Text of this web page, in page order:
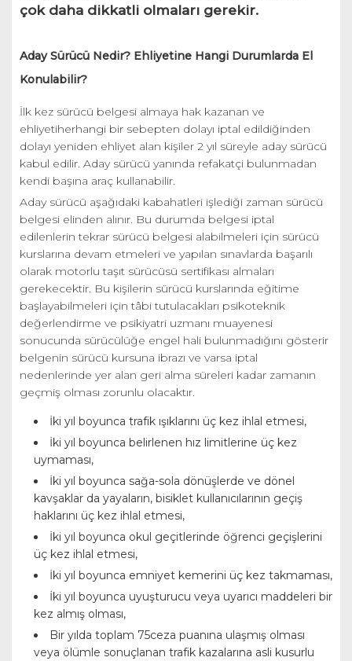
çok daha dikkatli olmaları gerekir.
Aday Sürücü Nedir? Ehliyetine Hangi Durumlarda El
Konulabilir?
İlk kez sürücü belgesi almaya hak kazanan ve
ehliyetiherhangi bir sebepten dolayı iptal edildiğinden
dolayı yeniden ehliyet alan kişiler 2 yıl süreyle aday sürücü
kabul edilir. Aday sürücü yanında refakatçi bulunmadan
kendi başına araç kullanabilir.
Aday sürücü aşağıdaki kabahatleri işlediği zaman sürücü
belgesi elinden alınır. Bu durumda belgesi iptal
edilenlerin tekrar sürücü belgesi alabilmeleri için sürücü
kurslarına devam etmeleri ve yapılan sınavlarda başarılı
olarak motorlu taşıt sürücüsü sertifikası almaları
gerekecektir. Bu kişilerin sürücü kurslarında eğitime
başlayabilmeleri için tâbi tutulacakları psikoteknik
değerlendirme ve psikiyatri uzmanı muayenesi
sonucunda sürücülüğe engel hali bulunmadığını gösterir
belgenin sürücü kursuna ibrazı ve varsa iptal
nedenlerinde yer alan geri alma süreleri kadar zamanın
geçmiş olması zorunlu olacaktır.
İki yıl boyunca trafik ışıklarını üç kez ihlal etmesi,
İki yıl boyunca belirlenen hız limitlerine üç kez
uymaması,
İki yıl boyunca sağa-sola dönüşlerde ve dönel
kavşaklar da yayaların, bisiklet kullanıcılarının geçiş
haklarını üç kez ihlal etmesi,
İki yıl boyunca okul geçitlerinde öğrenci geçişlerini
üç kez ihlal etmesi,
İki yıl boyunca emniyet kemerini üç kez takmaması,
İki yıl boyunca uyuşturucu veya uyarıcı maddeleri bir
kez almış olması,
Bir yılda toplam 75ceza puanına ulaşmış olması
veya ölümle sonuçlanan trafik kazalarına asli kusurlu